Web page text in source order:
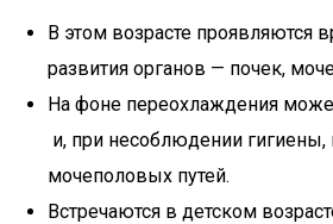
В этом возрасте проявляются
развития органов — почек,
На фоне переохлаждения
и, при несоблюдении
мочеполовых путей.
Встречаются в детском